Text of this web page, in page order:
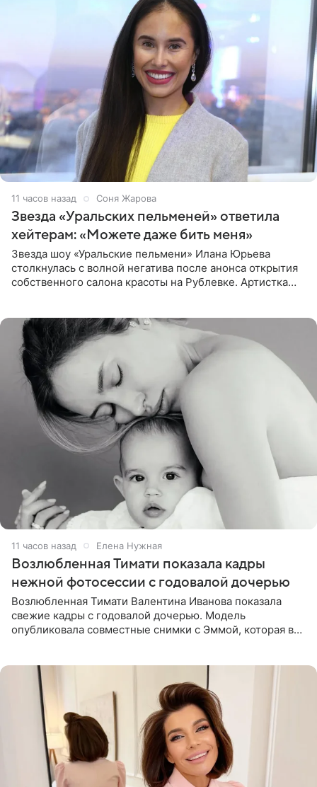
11 часов назад Соня Жарова
Звезда «Уральских пельменей» ответила
хейтерам: «Можете даже бить меня»
Звезда шоу «Уральские пельмени» Илана Юрьева
столкнулась с волной негатива после анонса открытия
собственного салона красоты на Рублевке. Артистка
11 часов назад Елена Нужная
Возлюбленная Тимати показала кадры
нежной фотосессии с годовалой дочерью
Возлюбленная Тимати Валентина Иванова показала
свежие кадры с годовалой дочерью. Модель
опубликовала совместные снимки с Эммой, которая в